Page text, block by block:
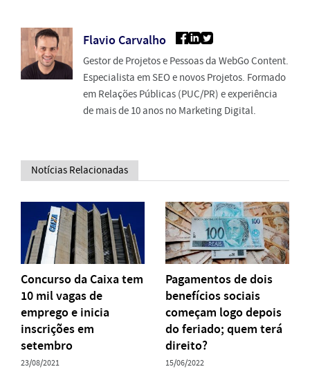
Flavio Carvalho
Gestor de Projetos e Pessoas da WebGo Content.
Especialista em SEO e novos Projetos. Formado
em Relações Públicas (PUC/PR) e experiência
de mais de 10 anos no Marketing Digital.
Notícias Relacionadas
Concurso da Caixa tem
10 mil vagas de
emprego e inicia
inscrições em
setembro
23/08/2021
Pagamentos de dois
benefícios sociais
começam logo depois
do feriado; quem terá
direito?
15/06/2022